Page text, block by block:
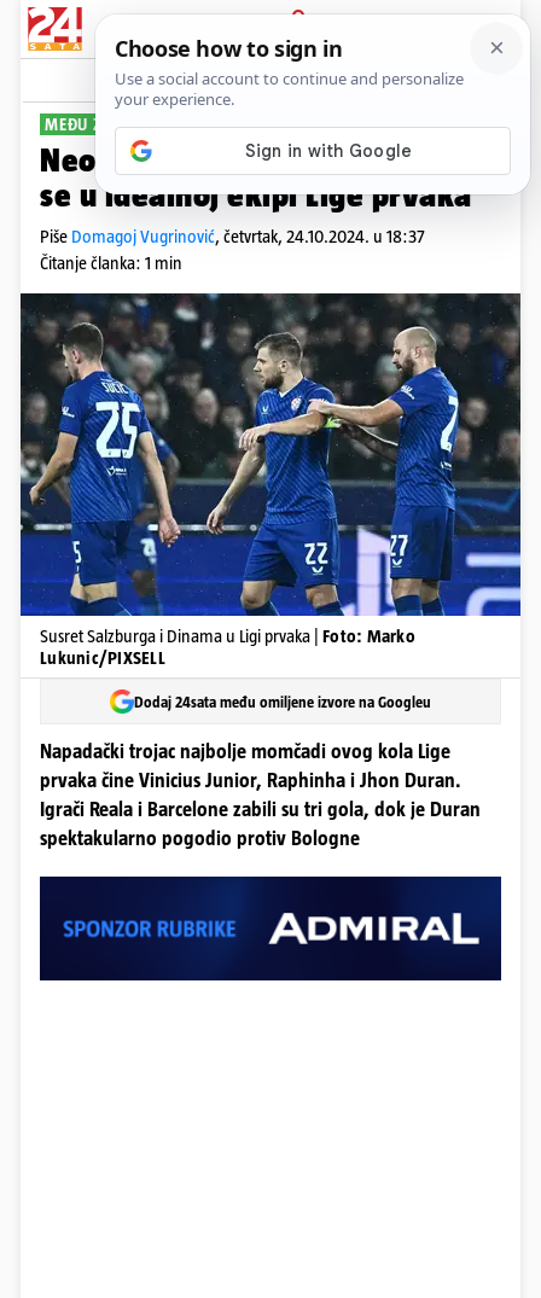
PRIJAVA
Sport Komentari
MEĐU ZVIJEZDAMA
Neopjevani heroj Dinama našao
se u idealnoj ekipi Lige prvaka
Piše Domagoj Vugrinović, četvrtak, 24.10.2024. u 18:37
Čitanje članka: 1 min
Susret Salzburga i Dinama u Ligi prvaka | Foto: Marko
Lukunic/PIXSELL
Dodaj 24sata među omiljene izvore na Googleu
Napadački trojac najbolje momčadi ovog kola Lige
prvaka čine Vinicius Junior, Raphinha i Jhon Duran.
Igrači Reala i Barcelone zabili su tri gola, dok je Duran
spektakularno pogodio protiv Bologne